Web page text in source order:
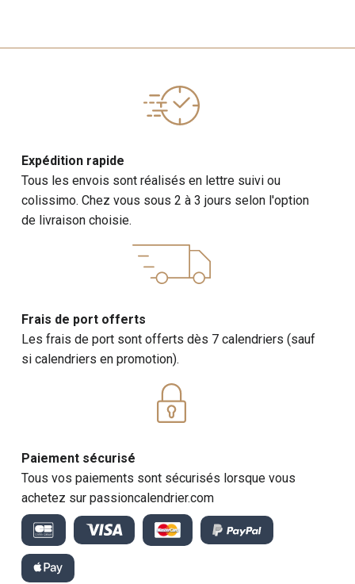
Expédition rapide
Tous les envois sont réalisés en lettre suivi ou
colissimo. Chez vous sous 2 à 3 jours selon l'option
de livraison choisie.
Frais de port offerts
Les frais de port sont offerts dès 7 calendriers (sauf
si calendriers en promotion).
Paiement sécurisé
Tous vos paiements sont sécurisés lorsque vous
achetez sur passioncalendrier.com